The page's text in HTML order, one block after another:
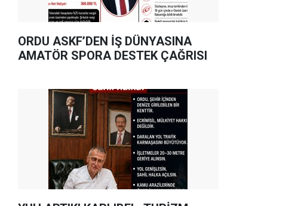
ORDU ASKF’DEN İŞ DÜNYASINA
AMATÖR SPORA DESTEK ÇAĞRISI